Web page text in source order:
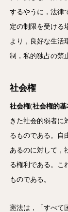
するやうに，法律
定の制限を受ける
より，良好な生活
制，私的独占の禁
社会権
社会権(社会権的基
きた社会的弱者に
るものである。自
あるのに対して，
る権利である。こ
ものである。
憲法は，「すべて